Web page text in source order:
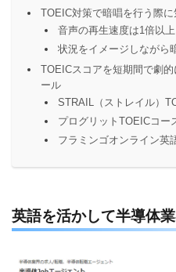
TOEIC対策で暗唱を行う際
音声の再生速度は1倍以
状況をイメージしながら
TOEICスコアを短期間で劇
ール
STRAIL（ストレイル）
プログリットTOEICコー
フラミンゴオンライン英
英語を活かして半導体